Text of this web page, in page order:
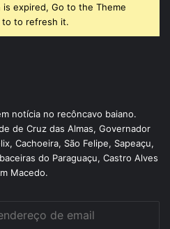
is expired, Go to the Theme
to to refresh it.
notícia no recôncavo baiano.
de Cruz das Almas, Governador
Cachoeira, São Felipe, Sapeaçu,
do Paraguaçu, Castro Alves
Macedo.